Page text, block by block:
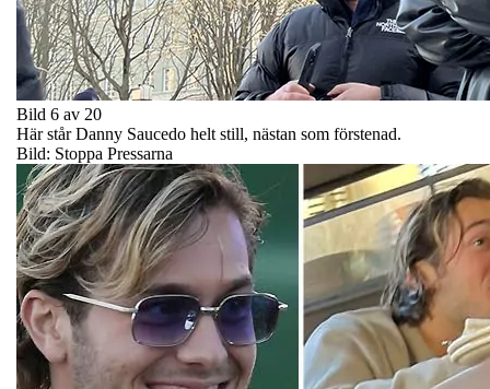
Bild 6 av 20
Här står Danny Saucedo helt still, nästan som förstenad.
Bild: Stoppa Pressarna